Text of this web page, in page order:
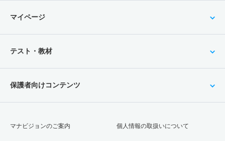
マイページ
テスト・教材
保護者向けコンテンツ
マナビジョンのご案内 個人情報の取扱いについて